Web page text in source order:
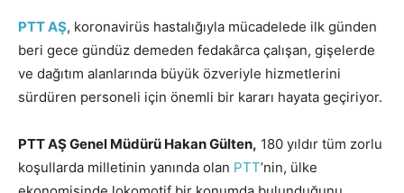
PTT AŞ, koronavirüs hastalığıyla mücadelede ilk günden
beri gece gündüz demeden fedakârca çalışan, gişelerde
ve dağıtım alanlarında büyük özveriyle hizmetlerini
sürdüren personeli için önemli bir kararı hayata geçiriyor.
PTT AŞ Genel Müdürü Hakan Gülten, 180 yıldır tüm zorlu
koşullarda milletinin yanında olan PTT’nin, ülke